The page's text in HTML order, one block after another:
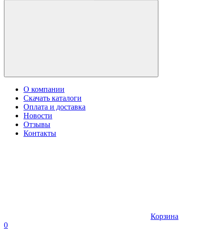
О компании
Скачать каталоги
Оплата и доставка
Новости
Отзывы
Контакты
Корзина
0